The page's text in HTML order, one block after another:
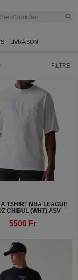
LIVRAISON
FILTRE
TSHIRT NBA LEAGUE
CHIBUL (WHT) ASV
5500 Fr